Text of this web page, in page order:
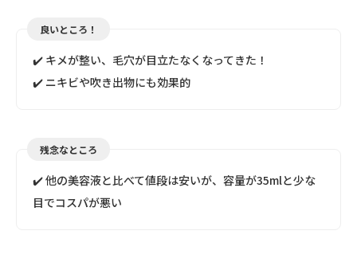
良いところ！
✔️ キメが整い、毛穴が目立たなくなってきた！
✔️ ニキビや吹き出物にも効果的
残念なところ
✔️ 他の美容液と比べて値段は安いが、容量が35mlと少な
目でコスパが悪い